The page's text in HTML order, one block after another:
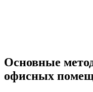
Основные
офисных